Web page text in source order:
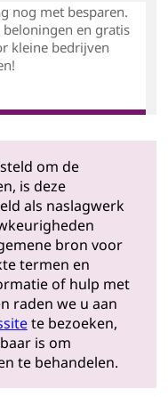
nog met besparen.
en gratis
kleine bedrijven
om de
is deze
als naslagwerk
bron voor
termen en
of hulp met
raden we u aan
te bezoeken,
is om
te behandelen.